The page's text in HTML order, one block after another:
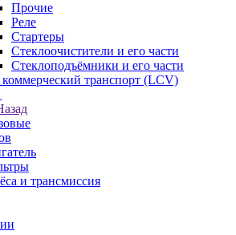
Прочие
Реле
Стартеры
Стеклоочистители и его части
Стеклоподъёмники и его части
транспорт (LCV)
и трансмиссия